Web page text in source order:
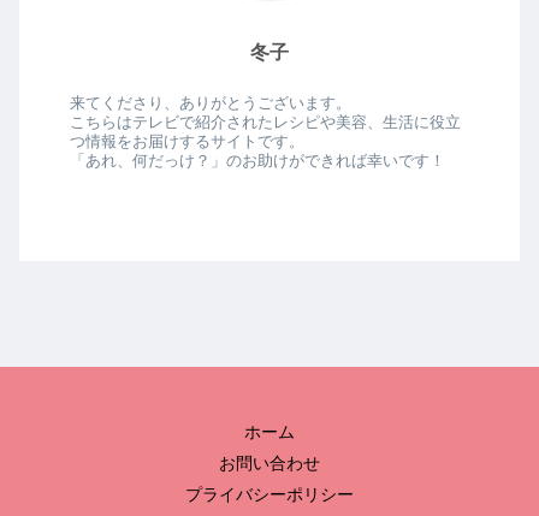
冬子
来てくださり、ありがとうございます。
こちらはテレビで紹介されたレシピや美容、生活に役立
つ情報をお届けするサイトです。
「あれ、何だっけ？」のお助けができれば幸いです！
ホーム
お問い合わせ
プライバシーポリシー